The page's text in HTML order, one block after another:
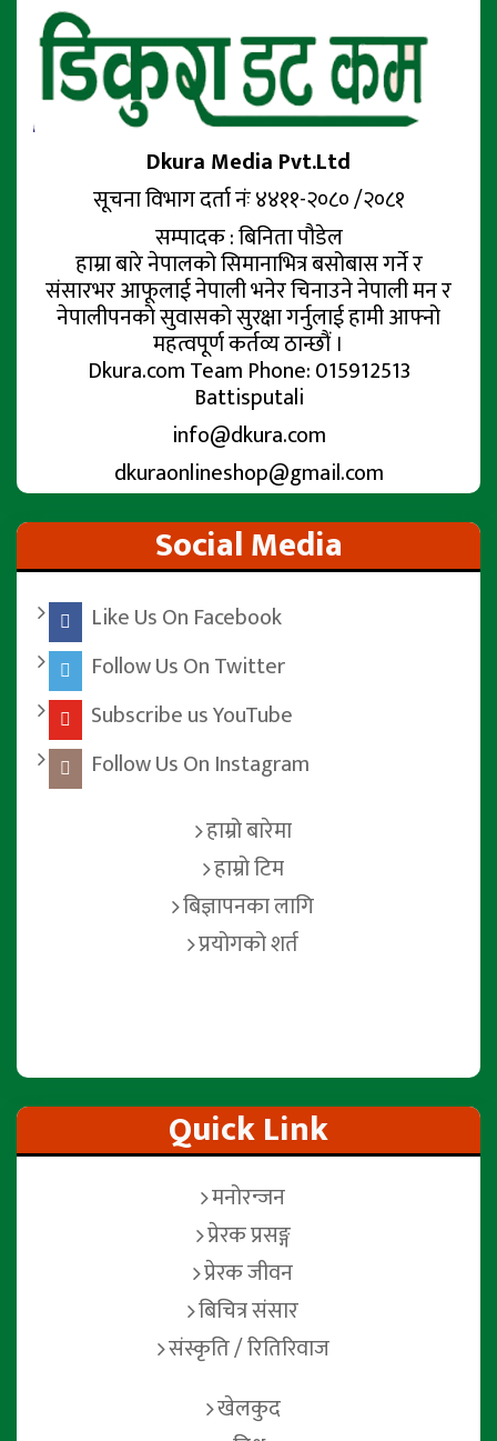
Dkura Media Pvt.Ltd
सूचना विभाग दर्ता नंः ४४११-२०८० /२०८१
सम्पादक : बिनिता पौडेल
हाम्रा बारे नेपालको सिमानाभित्र बसोबास गर्ने र
संसारभर आफूलाई नेपाली भनेर चिनाउने नेपाली मन र
नेपालीपनको सुवासको सुरक्षा गर्नुलाई हामी आफ्नो
महत्वपूर्ण कर्तव्य ठान्छौं ।
Dkura.com Team Phone: 015912513
Battisputali
info@dkura.com
dkuraonlineshop@gmail.com
Social Media
Like Us On Facebook
Follow Us On Twitter
Subscribe us YouTube
Follow Us On Instagram
हाम्रो बारेमा
हाम्रो टिम
बिज्ञापनका लागि
प्रयोगको शर्त
Quick Link
मनोरन्जन
प्रेरक प्रसङ्ग
प्रेरक जीवन
बिचित्र संसार
संस्कृति / रितिरिवाज
खेलकुद